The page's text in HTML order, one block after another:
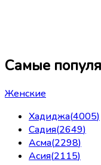
Самые
Женские
Хадиджа(4005)
Садия(2649)
Асма(2298)
Асия(2115)